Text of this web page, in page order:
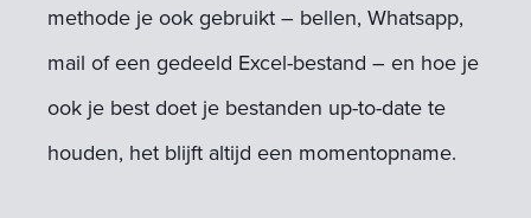
methode je ook gebruikt – bellen, Whatsapp,
mail of een gedeeld Excel-bestand – en hoe je
ook je best doet je bestanden up-to-date te
houden, het blijft altijd een momentopname.